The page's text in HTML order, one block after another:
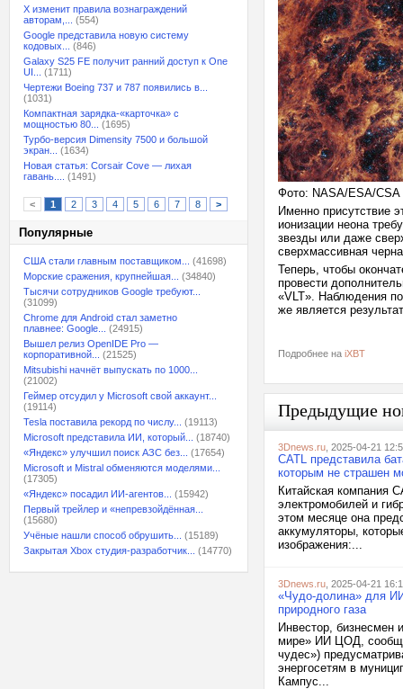
X изменит правила вознаграждений
авторам,...
(554)
Google представила новую систему
кодовых...
(846)
Galaxy S25 FE получит ранний доступ к One
UI...
(1711)
Чертежи Boeing 737 и 787 появились в...
(1031)
Компактная зарядка-«карточка» с
мощностью 80...
(1695)
Турбо-версия Dimensity 7500 и большой
экран...
(1634)
Новая статья: Corsair Cove — лихая
гавань....
(1491)
< 1 2 3 4 5 6 7 8 >
Популярные
США стали главным поставщиком...
(41698)
Морские сражения, крупнейшая...
(34840)
Тысячи сотрудников Google требуют...
(31099)
Chrome для Android стал заметно
плавнее: Google...
(24915)
Вышел релиз OpenIDE Pro —
корпоративной...
(21525)
Mitsubishi начнёт выпускать по 1000...
(21002)
Геймер отсудил у Microsoft свой аккаунт...
(19114)
Tesla поставила рекорд по числу...
(19113)
Microsoft представила ИИ, который...
(18740)
«Яндекс» улучшил поиск АЗС без...
(17654)
Microsoft и Mistral обменяются моделями...
(17305)
«Яндекс» посадил ИИ-агентов...
(15942)
Первый трейлер и «непревзойдённая...
(15680)
Учёные нашли способ обрушить...
(15189)
Закрытая Xbox студия-разработчик...
(14770)
Фото: NASA/ESA/CSA
Именно присутствие
ионизации неона
звезды или даже
сверхмассивная
Теперь, чтобы
провести
«VLT». Наблюдения
же является
Подробнее на iXBT
Предыдущие
3Dnews.ru , 2025-04-21
CATL представила
которым не страшен
Китайская компания
электромобилей и
этом месяце она
аккумуляторы,
изображения:...
3Dnews.ru , 2025-04-21
«Чудо-долина» для
природного газа
Инвестор, бизнесмен
мире» ИИ ЦОД,
чудес»)
энергосетям в
Кампус...